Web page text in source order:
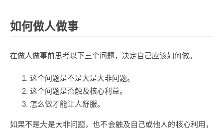
如何做人做事
在做人做事前思考以下三个问题，决定自己应该如何做。
这个问题是不是大是大非问题。
这个问题是否触及核心利益。
怎么做才能让人舒服。
如果不是大是大非问题，也不会触及自己或他人的核心利用，